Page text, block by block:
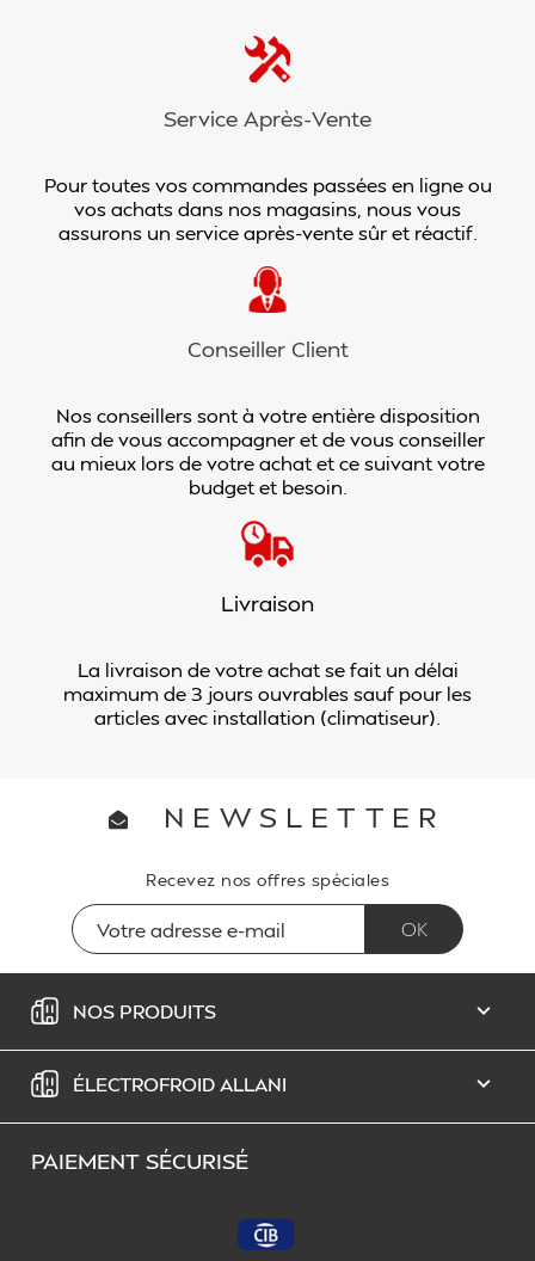
Service Après-Vente
Pour toutes vos commandes passées en ligne ou
vos achats dans nos magasins, nous vous
assurons un service après-vente sûr et réactif.
Conseiller Client
Nos conseillers sont à votre entière disposition
afin de vous accompagner et de vous conseiller
au mieux lors de votre achat et ce suivant votre
budget et besoin.
Livraison
La livraison de votre achat se fait un délai
maximum de 3 jours ouvrables sauf pour les
articles avec installation (climatiseur).
NEWSLETTER
Recevez nos offres spéciales
NOS PRODUITS 
ÉLECTROFROID ALLANI 
PAIEMENT SÉCURISÉ